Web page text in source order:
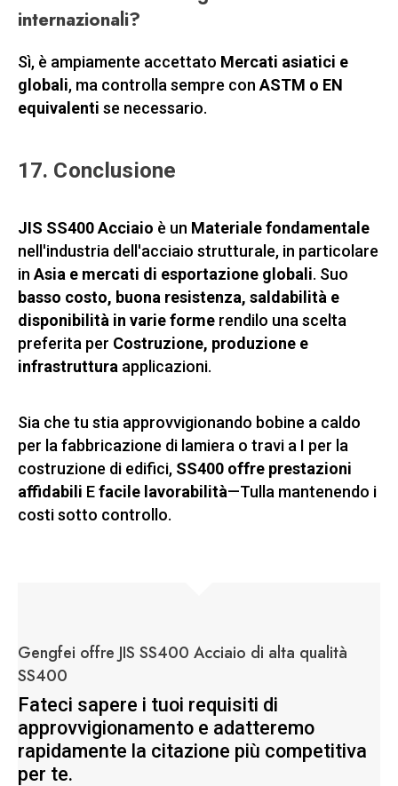
internazionali?
Sì, è ampiamente accettato Mercati asiatici e
globali, ma controlla sempre conASTM o EN
equivalenti se necessario.
17. Conclusione
JIS SS400 Acciaio è un Materiale fondamentale
nell'industria dell'acciaio strutturale, in particolare
inAsia e mercati di esportazione globali. Suo
basso costo, buona resistenza, saldabilità e
disponibilità in varie forme rendilo una scelta
preferita per Costruzione, produzione e
infrastruttura applicazioni.
Sia che tu stia approvvigionando bobine a caldo
per la fabbricazione di lamiera o travi a I per la
costruzione di edifici, SS400 offre prestazioni
affidabili Efacile lavorabilità—Tulla mantenendo i
costi sotto controllo.
Gengfei offre JIS SS400 Acciaio di alta qualità
SS400
Fateci sapere i tuoi requisiti di
approvvigionamento e adatteremo
rapidamente la citazione più competitiva
per te.